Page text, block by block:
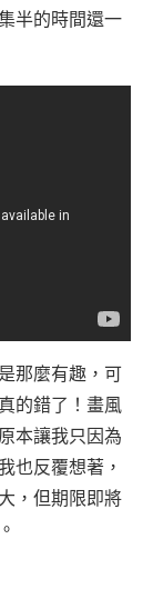
半的時間還一
那麼有趣，可
的錯了！畫風
本讓我只因為
也反覆想著，
，但期限即將